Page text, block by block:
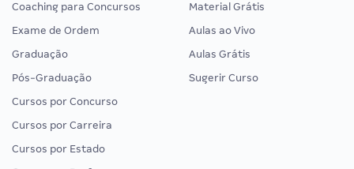
Coaching para Concursos
Exame de Ordem
Graduação
Pós-Graduação
Cursos por Concurso
Cursos por Carreira
Cursos por Estado
Material Grátis
Aulas ao Vivo
Aulas Grátis
Sugerir Curso